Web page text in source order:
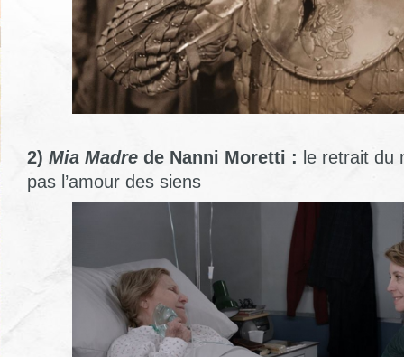
2) Mia Madre de Nanni Moretti : le retrait du
pas l’amour des siens